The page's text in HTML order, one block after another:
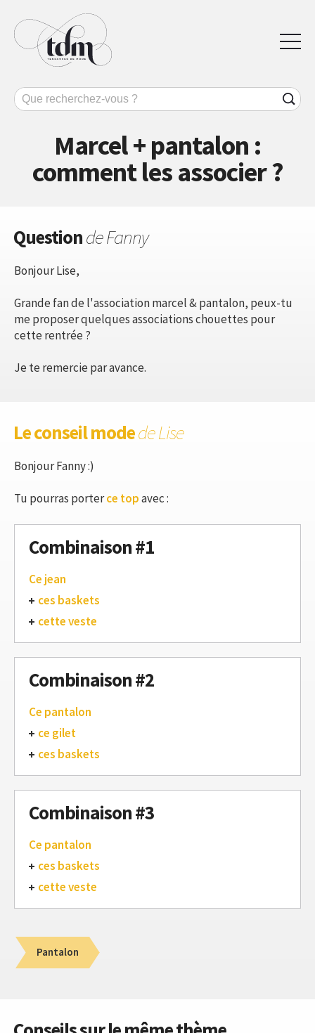
Marcel + pantalon :
comment les associer ?
Questionde Fanny
Bonjour Lise,
Grande fan de l'association marcel & pantalon, peux-tu
me proposer quelques associations chouettes pour
cette rentrée ?
Je te remercie par avance.
Le conseil modede Lise
Bonjour Fanny :)
Tu pourras porterce topavec :
Combinaison #1
Ce jean
ces baskets
cette veste
Combinaison #2
Ce pantalon
ce gilet
ces baskets
Combinaison #3
Ce pantalon
ces baskets
cette veste
Pantalon